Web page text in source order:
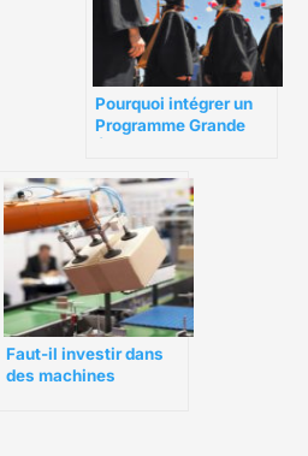
Pourquoi intégrer un
Programme Grande
Faut-il investir dans
des machines